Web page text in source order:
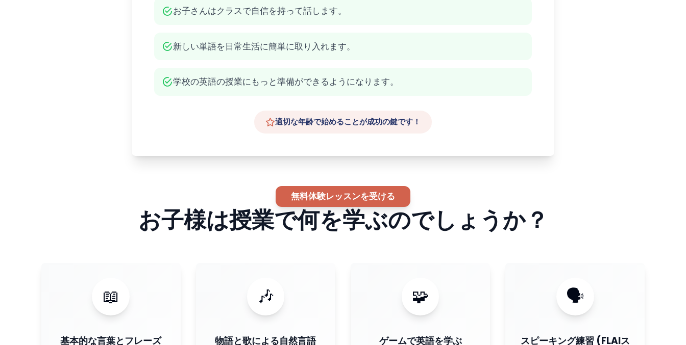
お子さんはクラスで自信を持って話します。
新しい単語を日常生活に簡単に取り入れます。
学校の英語の授業にもっと準備ができるようになります。
適切な年齢で始めることが成功の鍵です！
無料体験レッスンを受ける
お子様は授業で何を学ぶのでしょうか？
📖
基本的な言葉とフレーズ
🎶
物語と歌による自然言語
🧩
ゲームで英語を学ぶ
🗣
スピーキング練習 (FLAIス